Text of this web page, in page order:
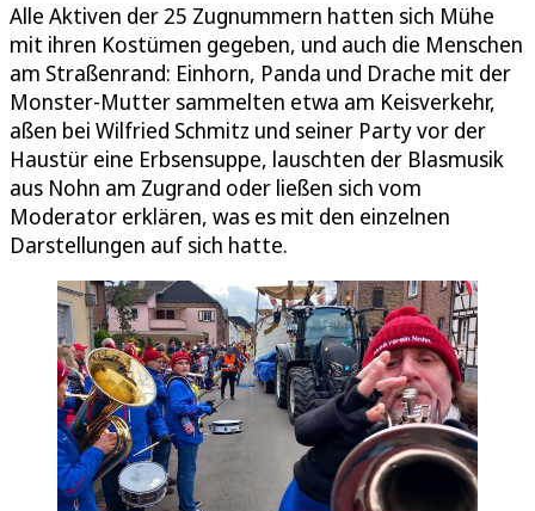
Alle Aktiven der 25 Zugnummern hatten sich Mühe
mit ihren Kostümen gegeben, und auch die Menschen
am Straßenrand: Einhorn, Panda und Drache mit der
Monster-Mutter sammelten etwa am Keisverkehr,
aßen bei Wilfried Schmitz und seiner Party vor der
Haustür eine Erbsensuppe, lauschten der Blasmusik
aus Nohn am Zugrand oder ließen sich vom
Moderator erklären, was es mit den einzelnen
Darstellungen auf sich hatte.